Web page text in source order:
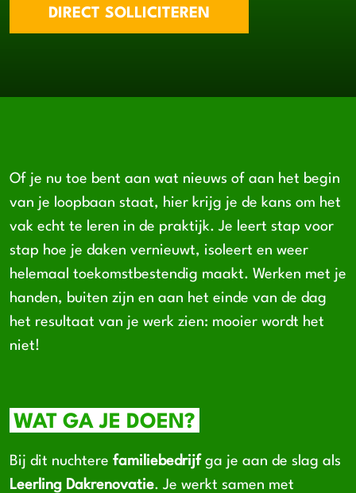
DIRECT SOLLICITEREN
Of je nu toe bent aan wat nieuws of aan het begin
van je loopbaan staat, hier krijg je de kans om het
vak echt te leren in de praktijk. Je leert stap voor
stap hoe je daken vernieuwt, isoleert en weer
helemaal toekomstbestendig maakt. Werken met je
handen, buiten zijn en aan het einde van de dag
het resultaat van je werk zien: mooier wordt het
niet!
WAT GA JE DOEN?
Bij dit nuchtere familiebedrijf ga je aan de slag als
Leerling Dakrenovatie. Je werkt samen met